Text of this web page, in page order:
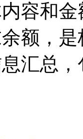
容和
额，
汇总